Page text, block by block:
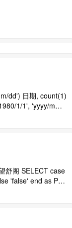
dd') 日期, count(1)
1/1', 'yyyy/mm/d
舒阁 SELECT case
'false' end as PK,
Type, T ..